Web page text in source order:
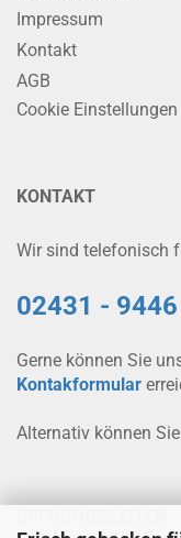
Impressum
Kontakt
AGB
Cookie Einstellungen
KONTAKT
Wir sind telefonisch
02431 -
Gerne können Sie
Kontakformular
Alternativ können